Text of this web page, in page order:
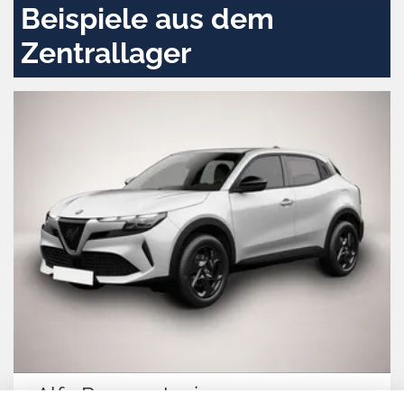
Beispiele aus dem
Zentrallager
Alfa Romeo Junior